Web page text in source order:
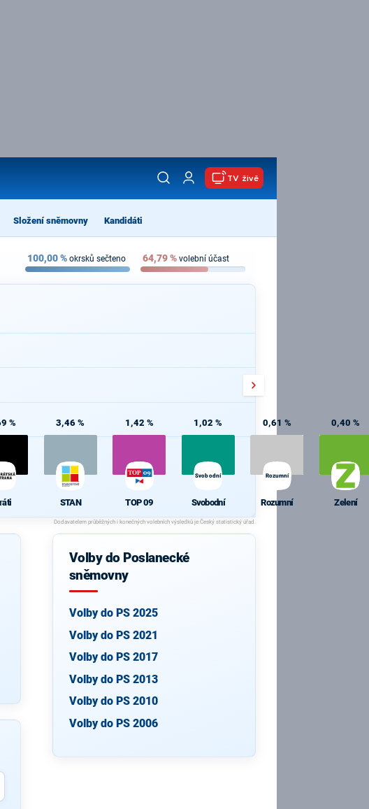
TV živě
Složení sněmovny Kandidáti
100,00% okrsků sečteno 64,79% volební účast
% 3,46 %
STAN
1,42 %
TOP 09
1,02 %
Svobodní
Svobodní
0,61 %
Rozumní
Rozumní
0,40 %
Zelení
Volby do Poslanecké
sněmovny
Volby do PS 2025
Volby do PS 2021
Volby do PS 2017
Volby do PS 2013
Volby do PS 2010
Volby do PS 2006